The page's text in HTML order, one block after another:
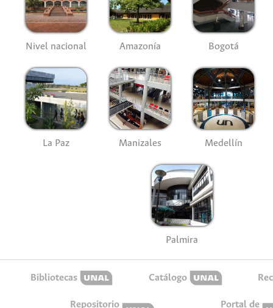
Nivel nacional Amazonía Bogotá
La Paz Manizales Medellín
Palmira
Bibliotecas Catálogo
Repositorio
Portal de